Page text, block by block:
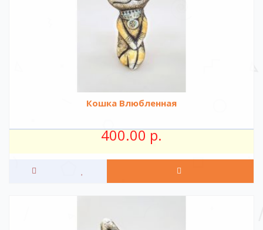
Кошка Влюбленная
400.00 р.